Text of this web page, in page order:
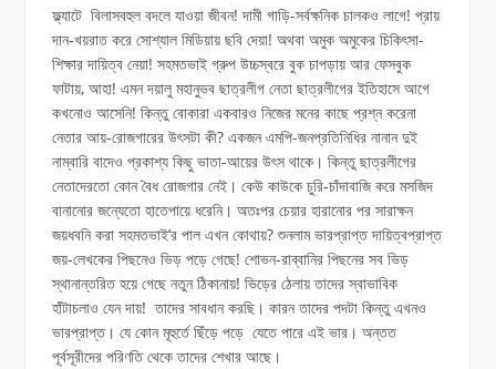
ফ্ল্যাটে বিলাসবহুল বদলে যাওয়া জীবন! দামী গাড়ি-সর্বক্ষনিক চালকও লাগে! প্রায়
দান-খয়রাত করে সোশ্যাল মিডিয়ায় ছবি দেয়া! অথবা অমুক অমুকের চিকিৎসা-
শিক্ষার দায়িত্ব নেয়া! সহমতভাই গ্রুপ উচ্চস্বরে বুক চাপড়ায় আর ফেসবুক
ফাটায়, আহা! এমন দয়ালু মহানুভব ছাত্রলীগ নেতা ছাত্রলীগের ইতিহাসে আগে
কখনোও আসেনি! কিন্তু বোকারা একবারও নিজের মনের কাছে প্রশ্ন করেনা
নেতার আয়-রোজগারের উৎসটা কী? একজন এমপি-জনপ্রতিনিধির নানান দুই
নাম্বারি বাদেও প্রকাশ্য কিছু ভাতা-আয়ের উৎস থাকে। কিন্তু ছাত্রলীগের
নেতাদেরতো কোন বৈধ রোজগার নেই। কেউ কাউকে চুরি-চাঁদাবাজি করে মসজিদ
বানানোর জন্যেতো হাতেপায়ে ধরেনি। অতঃপর চেয়ার হারানোর পর সারাক্ষন
জয়ধবনি করা সহমতভাই’র পাল এখন কোথায়? শুনলাম ভারপ্রাপ্ত দায়িত্বপ্রাপ্ত
জয়-লেখকের পিছনেও ভিড় পড়ে গেছে! শোভন-রাব্বানির পিছনের সব ভিড়
স্থানান্তরিত হয়ে গেছে নতুন ঠিকানায়! ভিড়ের ঠেলায় তাদের স্বাভাবিক
হাঁটাচলাও যেন দায়! তাদের সাবধান করছি। কারন তাদের পদটা কিন্তু এখনও
ভারপ্রাপ্ত। যে কোন মূহুর্তে ছিঁড়ে পড়ে যেতে পারে এই ভার। অন্তত
পূর্বসূরীদের পরিণতি থেকে তাদের শেখার আছে।